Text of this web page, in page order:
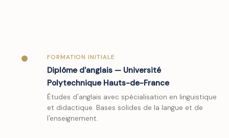
FORMATION INITIALE
Diplôme d'anglais — Université
Polytechnique Hauts-de-France
Études d'anglais avec spécialisation en linguistique
et didactique. Bases solides de la langue et de
l'enseignement.